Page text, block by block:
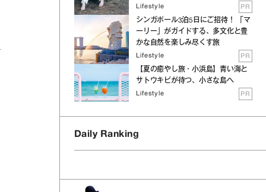
Lifestyle PR
シンガポール3泊5日にご招待！ 「マ
ーリー」がガイドする、多文化と豊
かな自然を楽しみ尽くす旅
Lifestyle PR
【夏の癒やし旅・小浜島】青い海と
サトウキビが待つ、小さな島へ
Lifestyle PR
Daily Ranking